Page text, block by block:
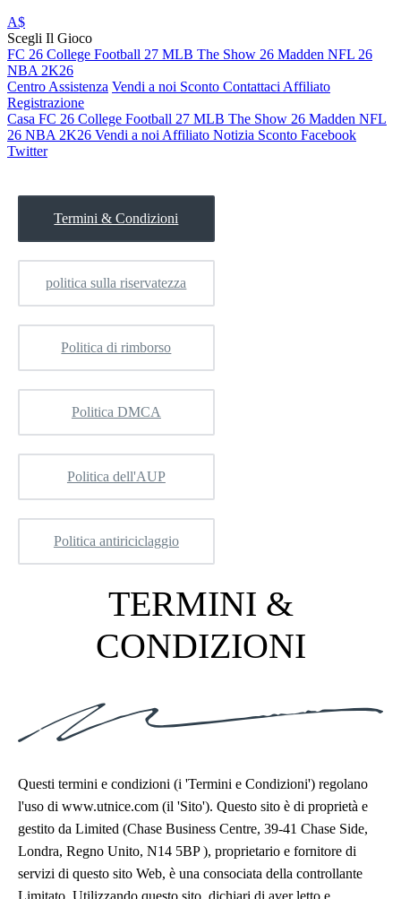
A$
Scegli Il Gioco
FC 26 College Football 27 MLB The Show 26 Madden NFL 26
NBA 2K26
Centro Assistenza Vendi a noi Sconto Contattaci Affiliato
Registrazione
Casa FC 26 College Football 27 MLB The Show 26 Madden NFL
26 NBA 2K26 Vendi a noi Affiliato Notizia Sconto Facebook
Twitter
Termini & Condizioni
politica sulla riservatezza
Politica di rimborso
Politica DMCA
Politica dell'AUP
Politica antiriciclaggio
TERMINI &
CONDIZIONI
Questi termini e condizioni (i 'Termini e Condizioni') regolano
l'uso di www.utnice.com (il 'Sito'). Questo sito è di proprietà e
gestito da Limited (Chase Business Centre, 39-41 Chase Side,
Londra, Regno Unito, N14 5BP ), proprietario e fornitore di
servizi di questo sito Web, è una consociata della controllante